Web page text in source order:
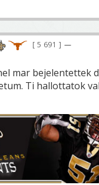
5 691
—
mar bejelentettek
Ti hallottatok